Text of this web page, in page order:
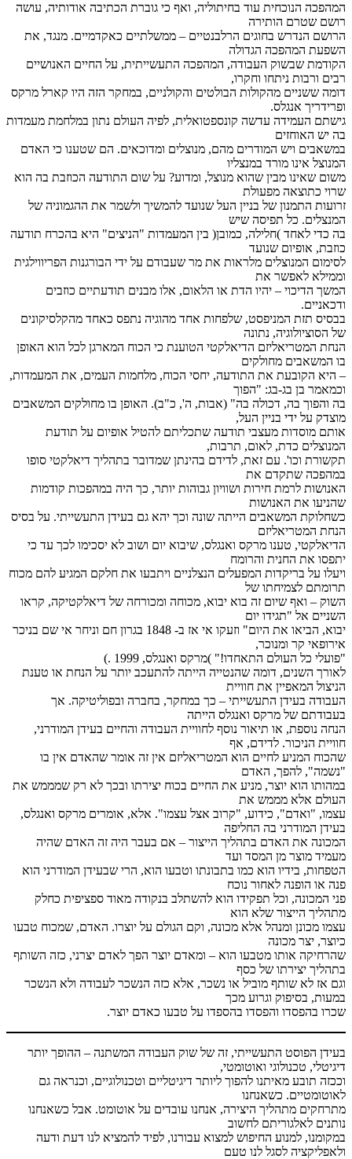
המהפכה הנוכחית עוד בחיתוליה, ואף כי גוברת הכתיבה אודותיה, עושה
רושם שטרם הותירה
הרושם הנדרש בחוגים הרלבנטיים – ממשלתיים כאקדמיים. מנגד, את
השפעת המהפכה הגדולה
הקודמת שבשוק העבודה, המהפכה התעשייתית, על החיים האנושיים
רבים ורבות ניתחו וחקרו,
דומה ששניים מהקולות הבולטים והקולניים, במחקר הזה היו קארל מרקס
ופרידריך אנגלס.
גישתם העמידה עדשה קונספטואלית, לפיה העולם נתון במלחמת מעמדות
בה יש האוחזים
במשאבים ויש המודרים מהם, מנוצלים ומדוכאים. הם שטענו כי האדם
המנוצל אינו מורד במנצליו
משום שאינו מבין שהוא מנוצל, ומדוע? על שום התודעה הכוזבת בה הוא
שרוי כתוצאה מפעולת
זרועות התמנון של בניין העל שנועד להמשיך ולשמר את ההגמוניה של
המנצלים. כל תפיסה שיש
בה כדי לאחד )חלילה, כמובן( בין המעמדות "הניצים" היא בהכרח תודעה
כוזבת, אופיום שנועד
לסימום המנוצלים מלראות את מר שעבודם על ידי הבורגנות הפריווילגית
וממילא לאפשר את
המשך הדיכוי – יהיו הדת או הלאום, אלו מבנים תודעתיים כוזבים
ודכאניים.
בבסיס תזת המניפסט, שלפחות אחד מהוגיה נתפס כאחד מהקלסיקונים
של הסוציולוגיה, נתונה
הנחת המטריאליזם הדיאלקטי הטוענת כי הכוח המארגן לכל הוא האופן
בו המשאבים מחולקים
– היא הקובעת את התודעה, יחסי הכוח, מלחמות העמים, את המעמדות,
וכמאמר בן בג-בג: "הפוך
בה והפוך בה, דכולה בה" (אבות, ה', כ"ב). האופן בו מחולקים המשאבים
מוצדק על ידי בניין העל,
אותם מוסדות מעצבי תודעה שתכליתם להטיל אופיום על תודעת
המנוצלים כדת, לאום, תרבות,
תקשורת וכו'. עם זאת, לדידם בהינתן שמדובר בתהליך דיאלקטי סופו
במהפכה שתקדם את
האנושות לרמת חירות ושוויון גבוהות יותר, כך היה במהפכות קודמות
שהניעו את האנושות
כשחלוקת המשאבים הייתה שונה וכך יהא גם בעידן התעשייתי. על בסיס
הנחת המטריאליזם
הדיאלקטי, טענו מרקס ואנגלס, שיבוא יום ושוב לא יסכימו לכך עד כי
יתפסו את החנית והרומח
ויעלו על בריקדות המפעלים הנצלניים ויתבעו את חלקם המגיע להם מכוח
תרומתם לצמיחתו של
השוק – ואף שיום זה בוא יבוא, מכוחה ומכורחה של דיאלקטיקה, קראו
השניים אל "תגידו יום
יבוא, הביאו את היום" וזעקו אי אז ב- 1848 בגרון חם וניחר אי שם בניכר
אירופאי קר ומנוכר,
"פועלי כל העולם התאחדו!" )מרקס ואנגלס, 1999 .)
לאורך השנים, דומה שהנטייה הייתה להתעכב יותר על הנחת או טענת
הניצול המאפיין את חוויית
העבודה בעידן התעשייתי – כך במחקר, בחברה ובפוליטיקה. אך
בעבודתם של מרקס ואנגלס הייתה
הנחה נוספת, או תיאור נוסף לחוויית העבודה והחיים בעידן המודרני,
חוויית הניכור. לדידם, אף
שהכוח המניע לחיים הוא המטריאליזם אין זה אומר שהאדם אין בו
"נשמה", להפך, האדם
במהותו הוא יוצר, מניע את החיים בכוח יצירתו ובכך לא רק שמממש את
העולם אלא מממש את
עצמו, "ואדם", כידוע, "קרוב אצל עצמו". אלא, אומרים מרקס ואנגלס,
בעידן המודרני בה החליפה
המכונה את האדם בתהליך הייצור – אם בעבר היה זה האדם שהיה
מעמיד מוצר מן המסד ועד
הטפחות, בידיו הוא כמו בתבונתו וטבעו הוא, הרי שבעידן המודרני הוא
פנה או הופנה לאחור נוכח
פני המכונה, וכל תפקידו הוא להשתלב בנקודה מאוד ספציפית כחלק
מתהליך הייצור שלא הוא
עצמו מכונן ומנהל אלא מכונה, וקם הגולם על יוצרו. האדם, שמכוח טבעו
כיוצר, יצר מכונה
שהרחיקה אותו מטבעו הוא – ומאדם יוצר הפך לאדם יצרני, כזה השותף
בתהליך יצירתו של כסף
וגם אז לא שותף מוביל או נשכר, אלא כזה הנשכר לעבודה ולא הנשכר
במעות, בסיפוק וגרוע מכך
שכרו בהפסדו והפסדו בהספדו על טבעו כאדם יוצר.
בעידן הפוסט התעשייתי, זה של שוק העבודה המשתנה – ההופך יותר
דיגיטלי, טכנולוגי ואוטומטי,
וככזה תובע מאיתנו להפוך ליותר דיגיטליים וטכנולוגיים, וכנראה גם
לאוטומטיים. כשאנחנו
מתרחקים מתהליך היצירה, אנחנו עובדים על אוטומט. אבל כשאנחנו
נותנים לאלגוריתם לחשוב
במקומנו, למנוע החיפוש למצוא עבורנו, לפיד להמציא לנו דעת ודעה
ולאפליקציה לסגל לנו טעם